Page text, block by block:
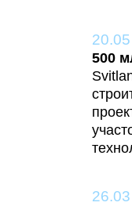
20.05
500
26.03